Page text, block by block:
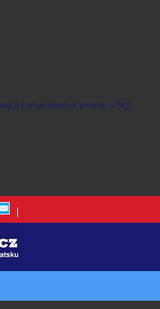
a certain word or phrase, a SQL